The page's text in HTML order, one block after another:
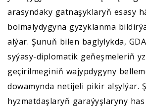
arasyndaky gatnaşyklaryň esasy
bolmalydygyna gyzyklanma
alýar. Şunuň bilen baglylykda,
syýasy-diplomatik geňeşmeleriň
geçirilmeginiň wajypdygyny
dowamynda netijeli pikir alşylýar.
hyzmatdaşlaryň garaýyşlaryny